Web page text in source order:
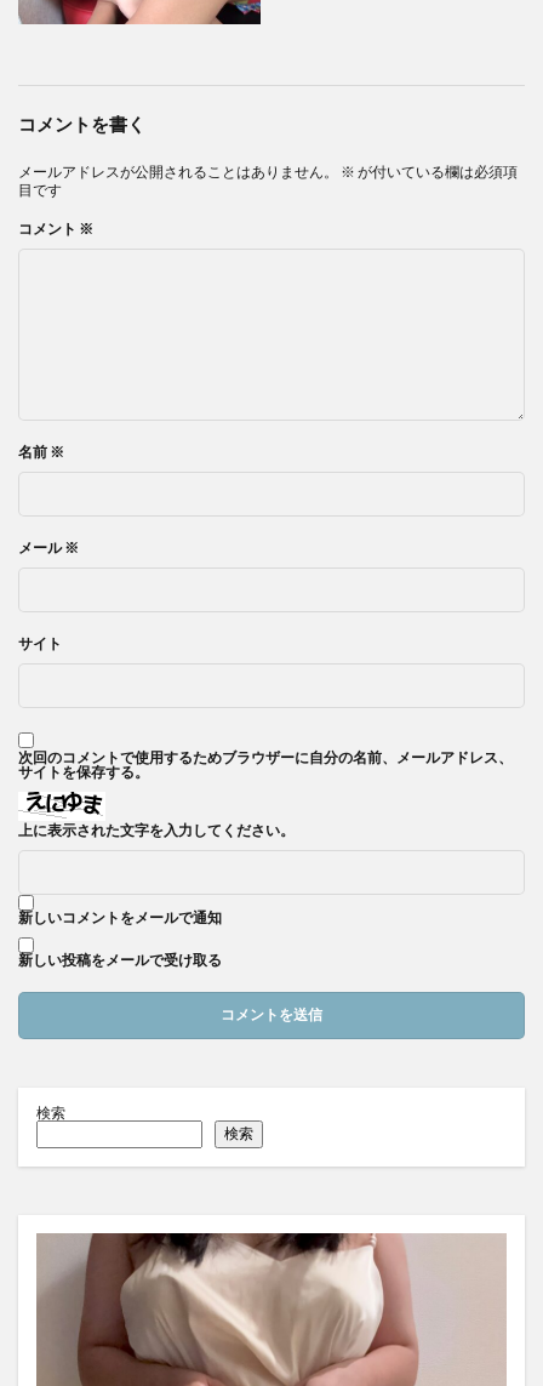
コメントを書く
メールアドレスが公開されることはありません。 ※ が付いている欄は必須項
目です
コメント ※
名前 ※
メール※
サイト
次回のコメントで使用するためブラウザーに自分の名前、メールアドレス、
サイトを保存する。
上に表示された文字を入力してください。
新しいコメントをメールで通知
新しい投稿をメールで受け取る
検索
検索